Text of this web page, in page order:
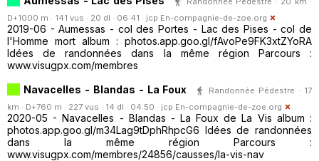
D+1000 m · 141 vus · 20 dl · 06:41 · jcp En-compagnie-de-zoe.org
2019-06 - Aumessas - col des Portes - Lac des Pises - col de
l'Homme mort album : photos.app.goo.gl/fAvoPe9FK3xtZYoRA
Idées de randonnées dans la même région Parcours :
www.visugpx.com/membres
Navacelles - Blandas - La Foux
Randonnée Pédestre · 17
km · D+760 m · 227 vus · 14 dl · 04:50 · jcp En-compagnie-de-zoe.org
2020-05 - Navacelles - Blandas - La Foux de La Vis album :
photos.app.goo.gl/m34Lag9tDphRhpcG6 Idées de randonnées
dans la même région Parcours :
www.visugpx.com/membres/24856/causses/la-vis-nav